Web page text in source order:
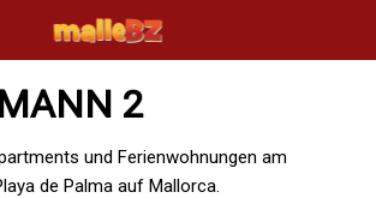
2
und Ferienwohnungen am
de Palma auf Mallorca.